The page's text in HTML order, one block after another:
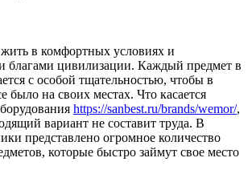
в комфортных условиях и
благами цивилизации. Каждый предмет в
с особой тщательностью, чтобы в
было на своих местах. Что касается
https://sanbest.ru/brands/wemor/,
вариант не составит труда. В
представлено огромное количество
которые быстро займут свое место